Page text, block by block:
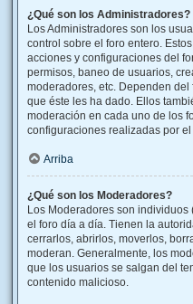
¿Qué son los Administradores?
Los Administradores son los
control sobre el foro entero.
acciones y configuraciones del
permisos, baneo de usuarios,
moderadores, etc. Dependen
que éste les ha dado. Ellos
moderación en cada uno de los
configuraciones realizadas por
Arriba
¿Qué son los Moderadores?
Los Moderadores son
el foro día a día. Tienen la
cerrarlos, abrirlos, moverlos,
moderan. Generalmente, los
que los usuarios se salgan del
contenido malicioso.